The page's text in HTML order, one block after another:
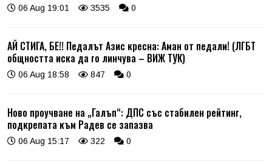
06 Aug 19:01 3535 0
АЙ СТИГА, БЕ!! Педалът Азис кресна: Аман от педали! (ЛГБТ
общността иска да го линчува – ВИЖ ТУК)
06 Aug 18:58 847 0
Ново проучване на „Галъп“: ДПС със стабилен рейтинг,
подкрепата към Радев се запазва
06 Aug 15:17 322 0